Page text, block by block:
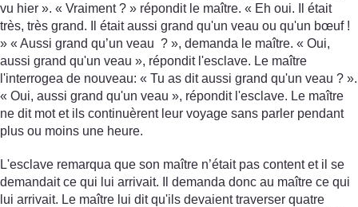
vu hier ». « Vraiment ? » répondit le maître. « Eh oui. Il était
très, très grand. Il était aussi grand qu'un veau ou qu'un bœuf !
» « Aussi grand qu’un veau ? », demanda le maître. « Oui,
aussi grand qu'un veau », répondit l'esclave. Le maître
l'interrogea de nouveau: « Tu as dit aussi grand qu'un veau ? ».
« Oui, aussi grand qu'un veau », répondit l'esclave. Le maître
ne dit mot et ils continuèrent leur voyage sans parler pendant
plus ou moins une heure.
L'esclave remarqua que son maître n’était pas content et il se
demandait ce qui lui arrivait. Il demanda donc au maître ce qui
lui arrivait. Le maître lui dit qu'ils devaient traverser quatre